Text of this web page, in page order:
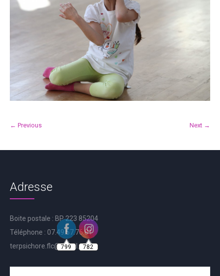
← Previous Next →
Adresse
Boite postale : BP 223 85204
Téléphone : 07.49.57.76.81
terpsichore.flc@gmail.com
799 782